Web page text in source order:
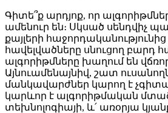
Գիտե՞ք արդյոք, որ
ամենուր են։ Սկսած սենդվիչ
քայլերի հաջորդականությունից
հավելվածները սնուցող բարդ
ալգորիթմները խաղում են
Այնուամենայնիվ, շատ
մանկավարժներ կարող է
կարևոր է ալգորիթմական
տեխնոլոգիայի, և՛ առօրյա